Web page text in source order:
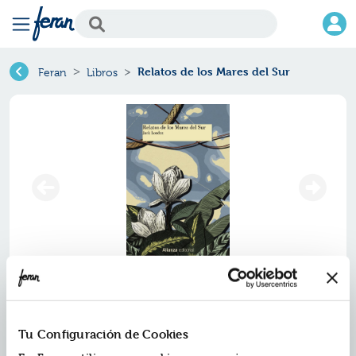
Tu Configuración de Cookies
Feran Libros Relatos de los Mares del Sur
Relatos de los mares del sur
Ref.ZAZ-0090166
9791370090166